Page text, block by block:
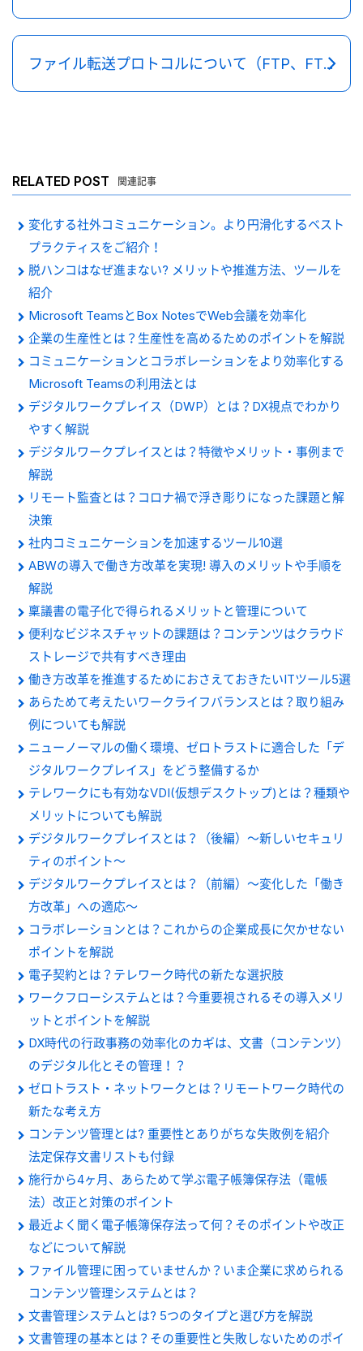
ファイル転送プロトコルについて（FTP、FTPS、SFTP、SCP)
RELATED POST 関連記事
変化する社外コミュニケーション。より円滑化するベスト
プラクティスをご紹介！
脱ハンコはなぜ進まない? メリットや推進方法、ツールを
紹介
Microsoft TeamsとBox NotesでWeb会議を効率化
企業の生産性とは？生産性を高めるためのポイントを解説
コミュニケーションとコラボレーションをより効率化する
Microsoft Teamsの利用法とは
デジタルワークプレイス（DWP）とは？DX視点でわかり
やすく解説
デジタルワークプレイスとは？特徴やメリット・事例まで
解説
リモート監査とは？コロナ禍で浮き彫りになった課題と解
決策
社内コミュニケーションを加速するツール10選
ABWの導入で働き方改革を実現! 導入のメリットや手順を
解説
稟議書の電子化で得られるメリットと管理について
便利なビジネスチャットの課題は？コンテンツはクラウド
ストレージで共有すべき理由
働き方改革を推進するためにおさえておきたいITツール5選
あらためて考えたいワークライフバランスとは？取り組み
例についても解説
ニューノーマルの働く環境、ゼロトラストに適合した「デ
ジタルワークプレイス」をどう整備するか
テレワークにも有効なVDI(仮想デスクトップ)とは？種類や
メリットについても解説
デジタルワークプレイスとは？（後編）～新しいセキュリ
ティのポイント～
デジタルワークプレイスとは？（前編）～変化した「働き
方改革」への適応～
コラボレーションとは？これからの企業成長に欠かせない
ポイントを解説
電子契約とは？テレワーク時代の新たな選択肢
ワークフローシステムとは？今重要視されるその導入メリ
ットとポイントを解説
DX時代の行政事務の効率化のカギは、文書（コンテンツ）
のデジタル化とその管理！？
ゼロトラスト・ネットワークとは？リモートワーク時代の
新たな考え方
コンテンツ管理とは? 重要性とありがちな失敗例を紹介
法定保存文書リストも付録
施行から4ヶ月、あらためて学ぶ電子帳簿保存法（電帳
法）改正と対策のポイント
最近よく聞く電子帳簿保存法って何？そのポイントや改正
などについて解説
ファイル管理に困っていませんか？いま企業に求められる
コンテンツ管理システムとは？
文書管理システムとは? 5つのタイプと選び方を解説
文書管理の基本とは？その重要性と失敗しないためのポイ